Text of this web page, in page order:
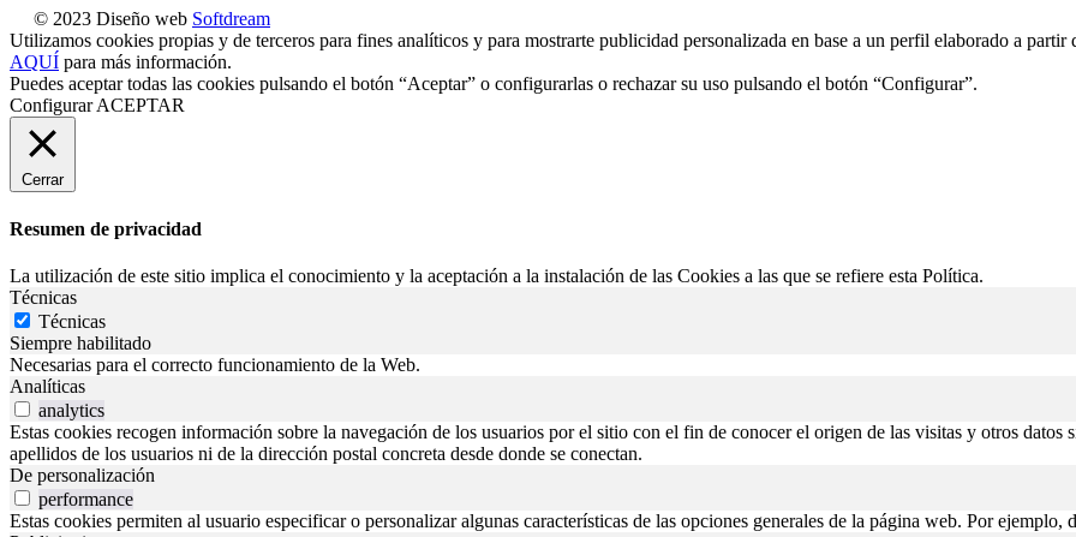
© 2023 Diseño web Softdream
Utilizamos cookies propias y de terceros para fines analíticos y para mostrarte publicidad personalizada en base a un perfil elaborado a
AQUÍ para más información.
Puedes aceptar todas las cookies pulsando el botón “Aceptar” o configurarlas o rechazar su uso pulsando el botón “Configurar”.
Configurar ACEPTAR
Cerrar
Resumen de privacidad
La utilización de este sitio implica el conocimiento y la aceptación a la instalación de las Cookies a las que se refiere esta Política.
Técnicas
Técnicas
Siempre habilitado
Necesarias para el correcto funcionamiento de la Web.
Analíticas
analytics
Estas cookies recogen información sobre la navegación de los usuarios por el sitio con el fin de conocer el origen de las visitas y otros
apellidos de los usuarios ni de la dirección postal concreta desde donde se conectan.
De personalización
performance
Estas cookies permiten al usuario especificar o personalizar algunas características de las opciones generales de la página web. Por